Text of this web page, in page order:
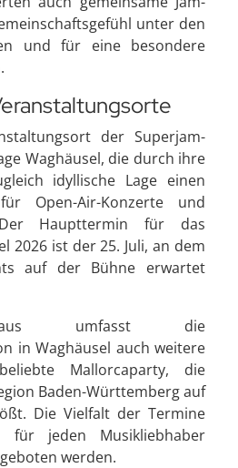
unter den
und für eine besondere
der Superjam-
Waghäusel, die durch ihre
idyllische Lage einen
Open-Air-Konzerte und
Haupttermin für das
2026 ist der 25. Juli, an dem
auf der Bühne erwartet
umfasst die
in Waghäusel auch weitere
Mallorcaparty, die
Baden-Württemberg auf
Die Vielfalt der Termine
jeden Musikliebhaber
werden.